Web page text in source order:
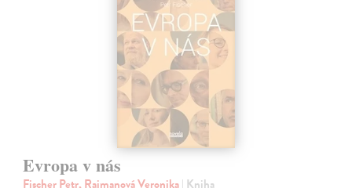
Evropa v nás
Fischer Petr, Rajmanová Veronika| Kniha